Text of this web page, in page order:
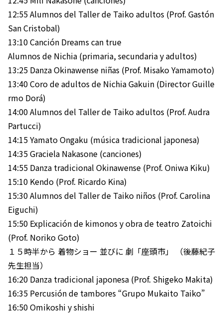
12:55 Alumnos del Taller de Taiko adultos (Prof. Gastón
San Cristobal)
13:10 Canción Dreams can true
Alumnos de Nichia (primaria, secundaria y adultos)
13:25 Danza Okinawense niñas (Prof. Misako Yamamoto)
13:40 Coro de adultos de Nichia Gakuin (Director Guille
rmo Dorá)
14:00 Alumnos del Taller de Taiko adultos (Prof. Audra
Partucci)
14:15 Yamato Ongaku (música tradicional japonesa)
14:35 Graciela Nakasone (canciones)
14:55 Danza tradicional Okinawense (Prof. Oniwa Kiku)
15:10 Kendo (Prof. Ricardo Kina)
15:30 Alumnos del Taller de Taiko niños (Prof. Carolina
Eiguchi)
15:50 Explicación de kimonos y obra de teatro Zatoichi
(Prof. Noriko Goto)
１５時半から 着物ショー 並びに 劇「座頭市」 （後藤紀子
先生担当）
16:20 Danza tradicional japonesa (Prof. Shigeko Makita)
16:35 Percusión de tambores “Grupo Mukaito Taiko”
16:50 Omikoshi y shishi